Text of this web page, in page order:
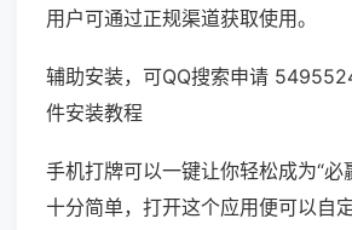
用户可通过正规渠道获取使用。
辅助安装，可QQ搜索申请
件安装教程
手机打牌可以一键让你轻松成为“必
十分简单，打开这个应用便可以自